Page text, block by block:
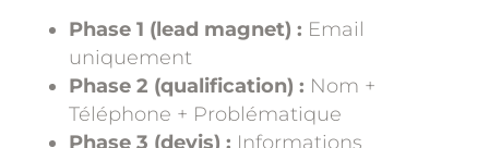
Phase 1 (lead magnet) : Email
uniquement
Phase 2 (qualification) : Nom +
Téléphone + Problématique
Phase 3 (devis) : Informations